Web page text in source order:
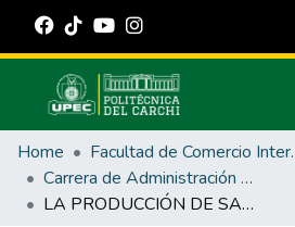
Communities & Collections
All of DSpace
Statistics
Home
Facultad de
Carrera de Administración de Empresas y Marketing
LA PRODUCCIÓN DE SACOS DE LANA ORLÓN Y LA SATISFACCIÓN DE LOS CLIENTES EN LA CIUDAD DE TULCÁN